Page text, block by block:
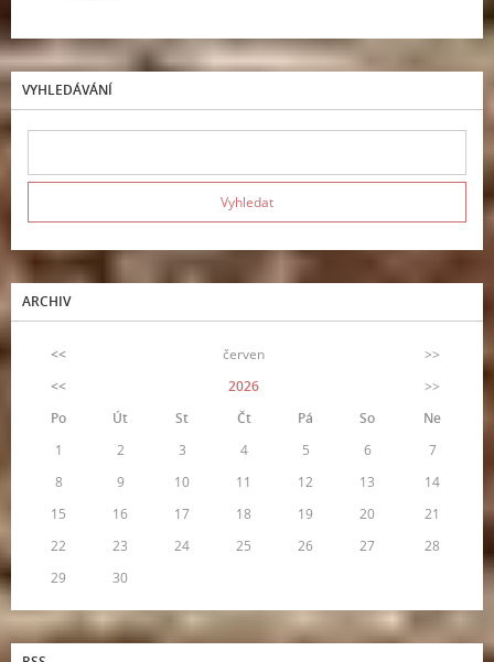
VYHLEDÁVÁNÍ
ARCHIV
<< červen
>>
<<
2026
>>
Po
Út St Čt Pá So
Ne
1
2 3 4 5 6
7
8
9 10 11 12 13
14
15
16 17 18 19 20
21
22
23 24 25 26 27
28
29
30